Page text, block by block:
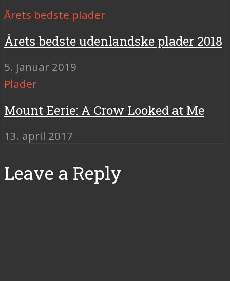
Årets bedste plader
Årets bedste udenlandske plader 2018
5. januar 2019
Plader
Mount Eerie: A Crow Looked at Me
13. april 2017
Leave a Reply